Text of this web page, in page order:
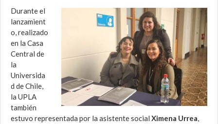
Durante el
lanzamient
o, realizado
en la Casa
Central de
la
Universida
d de Chile,
la UPLA
también
estuvo representada por la asistente socialXimena Urrea,